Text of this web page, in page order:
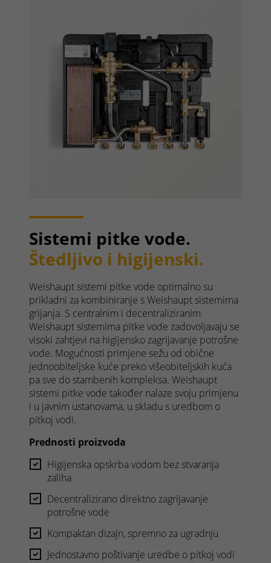
Sistemi pitke vode.
Štedljivo i higijenski.
Weishaupt sistemi pitke vode optimalno su
prikladni za kombiniranje s Weishaupt sistemima
grijanja. S centralnim i decentraliziranim
Weishaupt sistemima pitke vode zadovoljavaju se
visoki zahtjevi na higijensko zagrijavanje potrošne
vode. Mogućnosti primjene sežu od obične
jednoobiteljske kuće preko višeobiteljskih kuća
pa sve do stambenih kompleksa. Weishaupt
sistemi pitke vode također nalaze svoju primjenu
i u javnim ustanovama, u skladu s uredbom o
pitkoj vodi.
Prednosti proizvoda
Higijenska opskrba vodom bez stvaranja
zaliha
Decentralizirano direktno zagrijavanje
potrošne vode
Kompaktan dizajn, spremno za ugradnju
Jednostavno poštivanje uredbe o pitkoj vodi